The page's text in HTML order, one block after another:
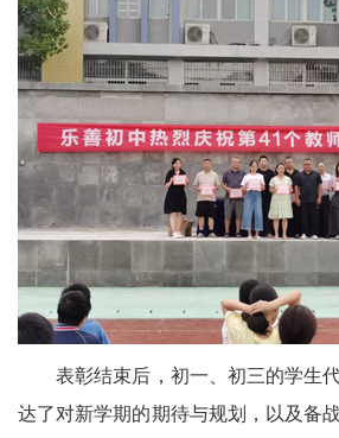
老
科
协
旅
游
播
报
今
日
表彰结束后，初一、初三的学生代
达了对新学期的期待与规划，以及备